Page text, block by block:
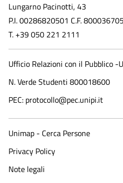
Lungarno Pacinotti, 43
P.I. 00286820501 C.F.
T. +39 050 221 2111
Ufficio Relazioni con il Pubblico -
N. Verde Studenti 800018600​
PEC: protocollo@pec.unipi.it
Unimap - Cerca Persone
Privacy Policy
Note legali